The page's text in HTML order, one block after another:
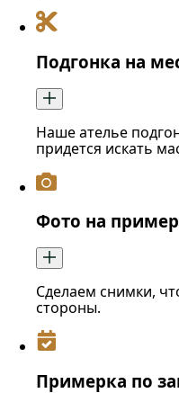
Подгонка на
Наше ателье
придется искать
Фото на
Сделаем снимки,
стороны.
Примерка по